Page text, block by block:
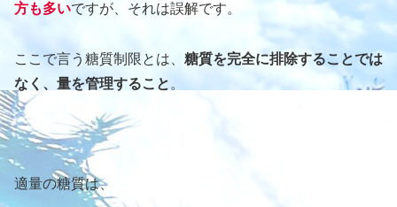
方も多いですが、それは誤解です。
ここで言う糖質制限とは、 糖質を完全に排除することでは
なく、量を管理すること 。
適量の糖質は、